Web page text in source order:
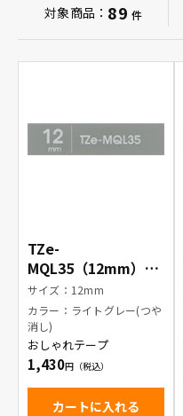
対象商品： 89 件
TZe-
MQL35（12mm）テ
ープ色：ライトグレ
ー(つや消し) / 白文
字
サイズ：12mm
カラー：ライトグレー(つや
消し)
おしゃれテープ
1,430
カートに入れる